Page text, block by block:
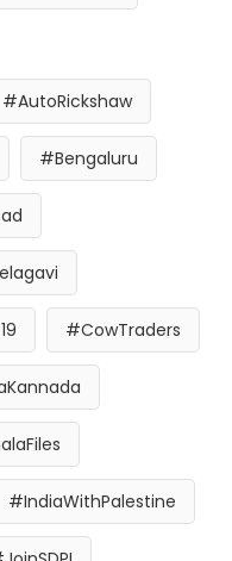
#AutoRickshaw
#Bengaluru
#CowTraders
#IndiaWithPalestine